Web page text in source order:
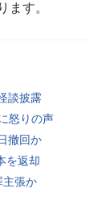
ます。
談披露
怒りの声
撤回か
を返却
主張か